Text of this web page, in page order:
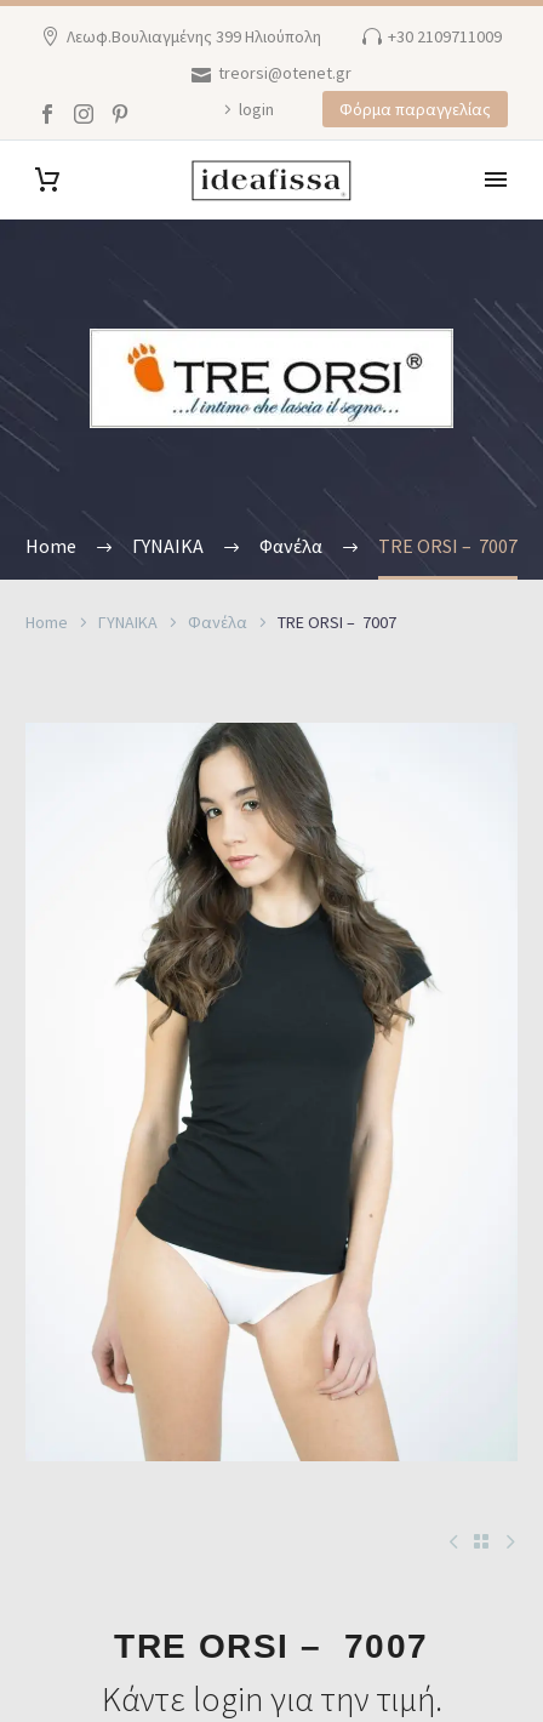
Λεωφ.Βουλιαγμένης 399 Ηλιούπολη
+30 2109711009
treorsi@otenet.gr
login
Φόρμα παραγγελίας
Home ΓΥΝΑΙΚΑ Φανέλα TRE ORSI – 7007
Home ΓΥΝΑΙΚΑ Φανέλα TRE ORSI – 7007
TRE ORSI – 7007
Κάντε login για την τιμή.